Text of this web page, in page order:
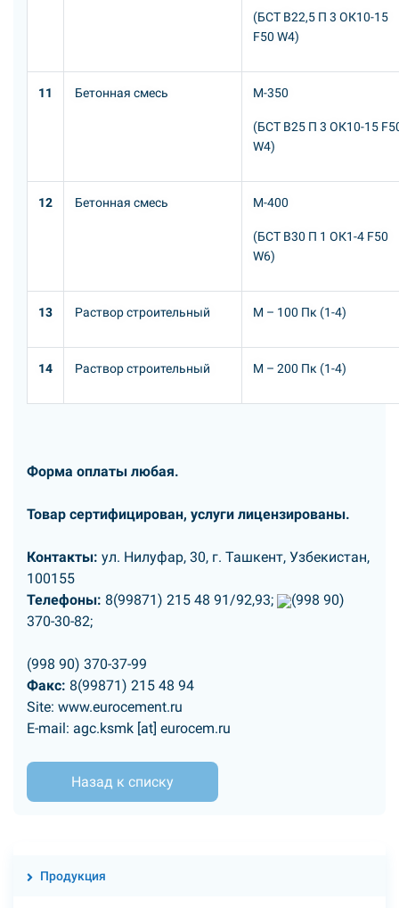
(БСТ В22,5 П 3 ОК10-15
F50 W4)
11 Бетонная смесь М-350
(БСТ В25 П 3 ОК10-15
W4)
12 Бетонная смесь М-400
(БСТ В30 П 1 ОК1-4 F50
W6)
13 Раствор строительный М – 100 Пк (1-4)
14 Раствор строительный М – 200 Пк (1-4)
Форма оплаты любая.
Товар сертифицирован, услуги лицензированы.
Контакты: ул. Нилуфар, 30, г. Ташкент, Узбекистан,
100155
Телефоны: 8(99871) 215 48 91/92,93;
(998 90)
370-30-82;
(998 90) 370-37-99
Факс: 8(99871) 215 48 94
Site: www.eurocement.ru
E-mail: agc.ksmk [at] eurocem.ru
Назад к списку
Продукция